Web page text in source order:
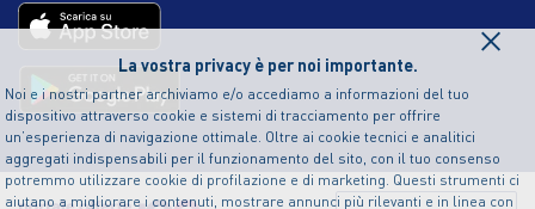
La vostra privacy è per noi importante.
Noi e i nostri partner archiviamo e/o accediamo a informazioni del tuo
dispositivo attraverso cookie e sistemi di tracciamento per offrire
un’esperienza di navigazione ottimale. Oltre ai cookie tecnici e analitici
aggregati indispensabili per il funzionamento del sito, con il tuo consenso
potremmo utilizzare cookie di profilazione e di marketing. Questi strumenti ci
aiutano a migliorare i contenuti, mostrare annunci più rilevanti e in linea con
×